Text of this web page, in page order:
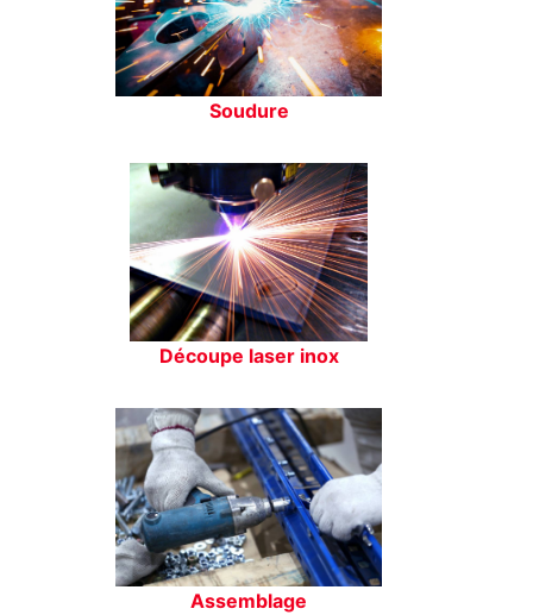
Soudure
Découpe laser inox
Assemblage